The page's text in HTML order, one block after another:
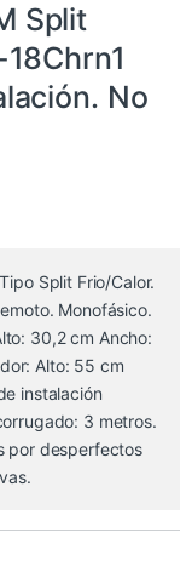
Split
No
Split Frio/Calor.
Monofásico.
30,2 cm Ancho:
Alto: 55 cm
instalación
3 metros.
por desperfectos